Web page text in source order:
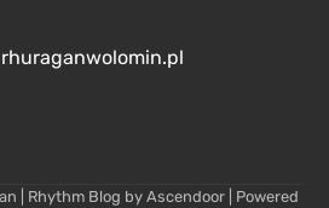
| Rhythm Blog by Ascendoor| Powered